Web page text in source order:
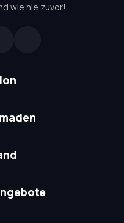
wie nie zuvor!